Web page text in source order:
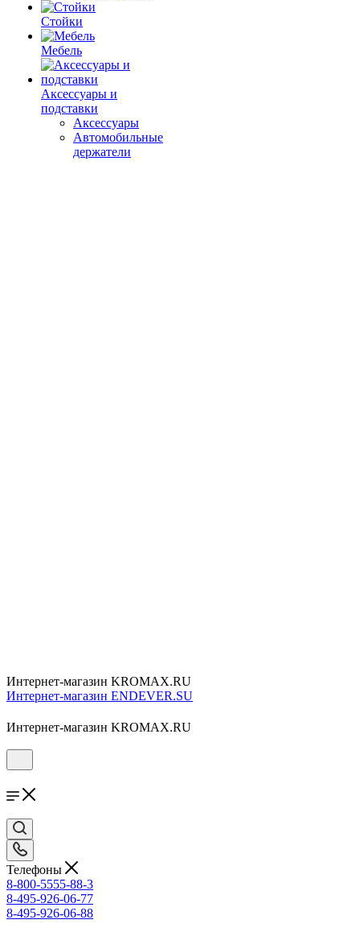
Стойки
Мебель
Аксессуары и
подставки
Аксессуары
Автомобильные
держатели
Интернет-магазин KROMAX.RU
Интернет-магазин ENDEVER.SU
Интернет-магазин KROMAX.RU
Телефоны
8-800-5555-88-3
8-495-926-06-77
8-495-926-06-88